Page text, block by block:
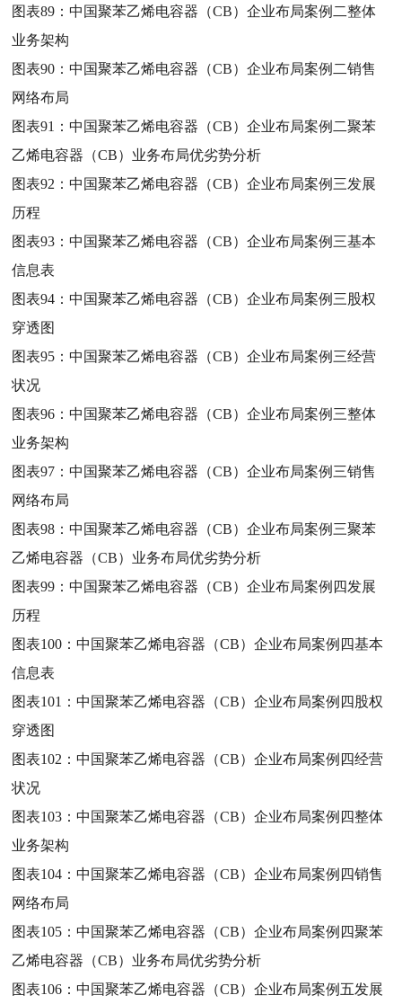
图表89：中国聚苯乙烯电容器（CB）企业布局案例二整体
业务架构
图表90：中国聚苯乙烯电容器（CB）企业布局案例二销售
网络布局
图表91：中国聚苯乙烯电容器（CB）企业布局案例二聚苯
乙烯电容器（CB）业务布局优劣势分析
图表92：中国聚苯乙烯电容器（CB）企业布局案例三发展
历程
图表93：中国聚苯乙烯电容器（CB）企业布局案例三基本
信息表
图表94：中国聚苯乙烯电容器（CB）企业布局案例三股权
穿透图
图表95：中国聚苯乙烯电容器（CB）企业布局案例三经营
状况
图表96：中国聚苯乙烯电容器（CB）企业布局案例三整体
业务架构
图表97：中国聚苯乙烯电容器（CB）企业布局案例三销售
网络布局
图表98：中国聚苯乙烯电容器（CB）企业布局案例三聚苯
乙烯电容器（CB）业务布局优劣势分析
图表99：中国聚苯乙烯电容器（CB）企业布局案例四发展
历程
图表100：中国聚苯乙烯电容器（CB）企业布局案例四基本
信息表
图表101：中国聚苯乙烯电容器（CB）企业布局案例四股权
穿透图
图表102：中国聚苯乙烯电容器（CB）企业布局案例四经营
状况
图表103：中国聚苯乙烯电容器（CB）企业布局案例四整体
业务架构
图表104：中国聚苯乙烯电容器（CB）企业布局案例四销售
网络布局
图表105：中国聚苯乙烯电容器（CB）企业布局案例四聚苯
乙烯电容器（CB）业务布局优劣势分析
图表106：中国聚苯乙烯电容器（CB）企业布局案例五发展